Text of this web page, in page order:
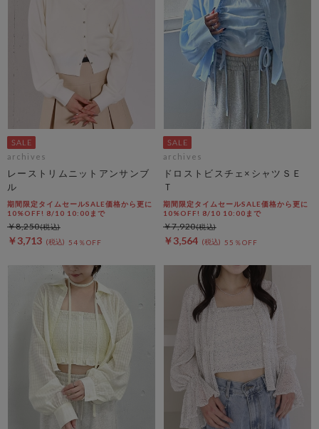
archives
レーストリムニットアンサンブ
ル
期間限定タイムセールSALE価格から更に
10%OFF! 8/10 10:00まで
￥3,713 54％OFF
￥8,250
archives
ドロストビスチェ×シャツＳＥ
Ｔ
期間限定タイムセールSALE価格から更に
10%OFF! 8/10 10:00まで
￥3,564 55％OFF
￥7,920